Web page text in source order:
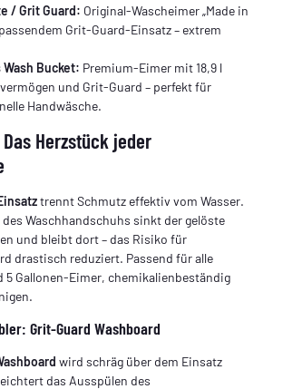
/ Grit Guard: Original-Wascheimer „Made in
Grit-Guard-Einsatz – extrem
Wash Bucket: Premium-Eimer mit 18,9 l
und Grit-Guard – perfekt für
Handwäsche.
Herzstück jeder
trennt Schmutz effektiv vom Wasser.
Waschhandschuhs sinkt der gelöste
und bleibt dort – das Risiko für
drastisch reduziert. Passend für alle
5 Gallonen-Eimer, chemikalienbeständig
Grit-Guard Washboard
wird schräg über dem Einsatz
das Ausspülen des